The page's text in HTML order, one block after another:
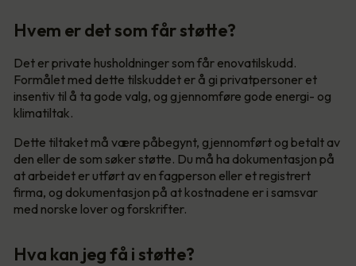
Hvem er det som får støtte?
Det er private husholdninger som får enovatilskudd.
Formålet med dette tilskuddet er å gi privatpersoner et
insentiv til å ta gode valg, og gjennomføre gode energi- og
klimatiltak.
Dette tiltaket må være påbegynt, gjennomført og betalt av
den eller de som søker støtte. Du må ha dokumentasjon på
at arbeidet er utført av en fagperson eller et registrert
firma, og dokumentasjon på at kostnadene er i samsvar
med norske lover og forskrifter.
Hva kan jeg få i støtte?